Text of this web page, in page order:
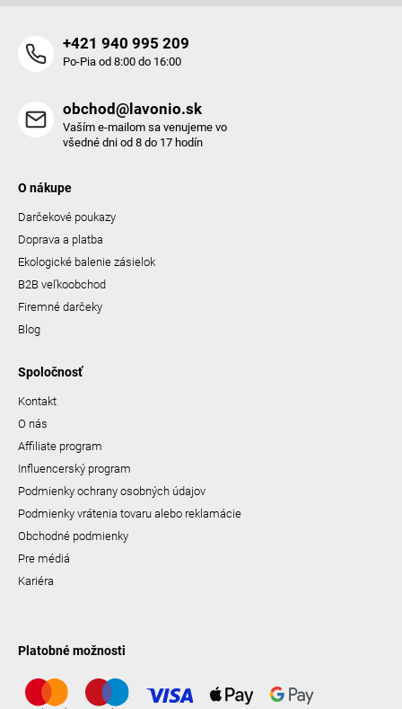
+421 940 995 209
Po-Pia od 8:00 do 16:00
obchod@lavonio.sk
Vaším e-mailom sa venujeme vo
všedné dni od 8 do 17 hodín
O nákupe
Darčekové poukazy
Doprava a platba
Ekologické balenie zásielok
B2B veľkoobchod
Firemné darčeky
Blog
Spoločnosť
Kontakt
O nás
Affiliate program
Influencerský program
Podmienky ochrany osobných údajov
Podmienky vrátenia tovaru alebo reklamácie
Obchodné podmienky
Pre médiá
Kariéra
Platobné možnosti